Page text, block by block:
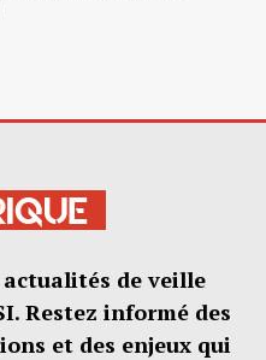
de veille
Restez informé des
et des enjeux qui